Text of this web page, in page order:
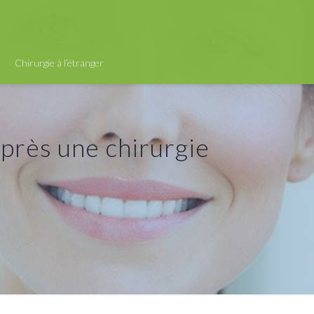
Chirurgie à l’étranger
une chirurgie